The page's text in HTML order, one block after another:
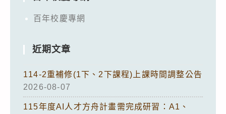
百年校慶專網
近期文章
114-2重補修(1下、2下課程)上課時間調整公告
2026-08-07
115年度AI人才方舟計畫需完成研習：A1、